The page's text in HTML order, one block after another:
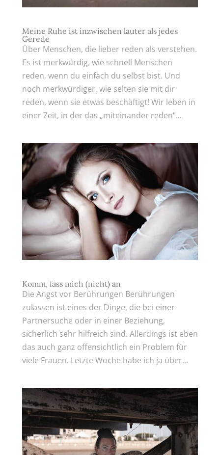
Meine Ruhe ist inzwischen lauter als jedes
Gerede
Über Menschen, die lieber reden als verstehen.
Es ist merkwürdig, wie schnell Menschen
reden, wenn du einfach du selbst bist. Und
noch merkwürdiger, wie selten sie mit dir
reden, wenn sie etwas beschäftigt! Wir leben in
einer Zeit, in der das „miteinander reden“...
Komm, fass mich (nicht) an
Die Angst vor Berührungen Berührungen
zulassen ist eines der Dinge, die bei einer
Partnersuche oder in einer Beziehung,
sicherlich sehr hilfreich sind. Allerdings ist eben
das auch ganz offensichtlich ein Problem für
viele Frauen. Letzte Woche habe ich ja über...